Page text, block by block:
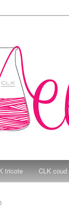
tricote CLK coud